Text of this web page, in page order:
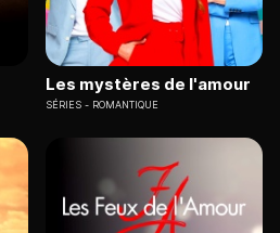
Les mystères de l'amour
SÉRIES ROMANTIQUE